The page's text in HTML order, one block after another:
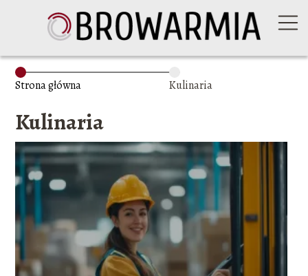
Strona główna Kulinaria
Kulinaria